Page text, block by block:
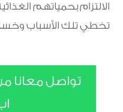
الالتزام بحمياتهم
تخطي تلك الأسباب وخسارة
تواصل معانا